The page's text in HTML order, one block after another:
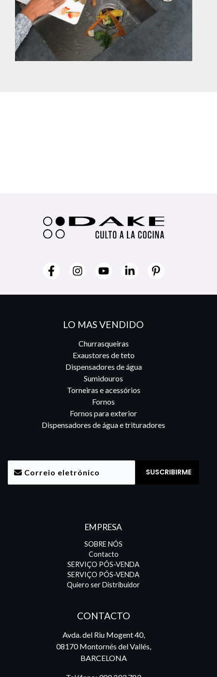
LO MAS VENDIDO
Churrasqueiras
Exaustores de teto
Dispensadores de água
Sumidouros
Torneiras e acessórios
Fornos
Fornos para exterior
Dispensadores de água e trituradores
EMPRESA
SOBRE NÓS
Contacto
SERVIÇO PÓS-VENDA
SERVIÇO PÓS-VENDA
Quiero ser Distribuidor
CONTACTO
Avda. del Riu Mogent 40,
08170 Montornés del Vallés,
BARCELONA